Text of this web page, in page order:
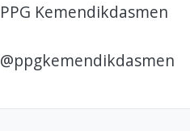
PPG Kemendikdasmen
@ppgkemendikdasmen